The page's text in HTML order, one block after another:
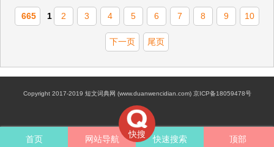
665 1 2 3 4 5 6 7 8 9 10
下一页 尾页
快搜
首页 网站导航 快速搜索 顶部
Copyright 2017-2019 短文词典网 (www.duanwencidian.com) 京ICP备18059478号